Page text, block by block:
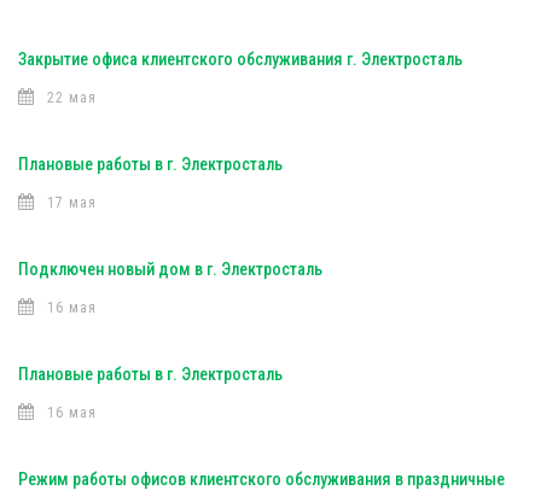
Закрытие офиса клиентского обслуживания г. Электросталь
22 мая
Плановые работы в г. Электросталь
17 мая
Подключен новый дом в г. Электросталь
16 мая
Плановые работы в г. Электросталь
16 мая
Режим работы офисов клиентского обслуживания в праздничные